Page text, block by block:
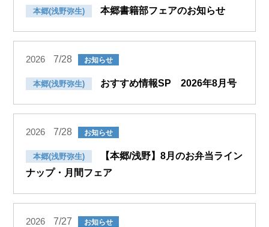
本郷(浅野弥生) 本郷書籍部フェアのお知らせ
2026 7/28 お知らせ
本郷(浅野弥生) おすすめ情報SP 2026年8月号
2026 7/28 お知らせ
本郷(浅野弥生)
【本郷/浅野】8月のお弁当ライン
ナップ・月間フェア
2026 7/27 お知らせ